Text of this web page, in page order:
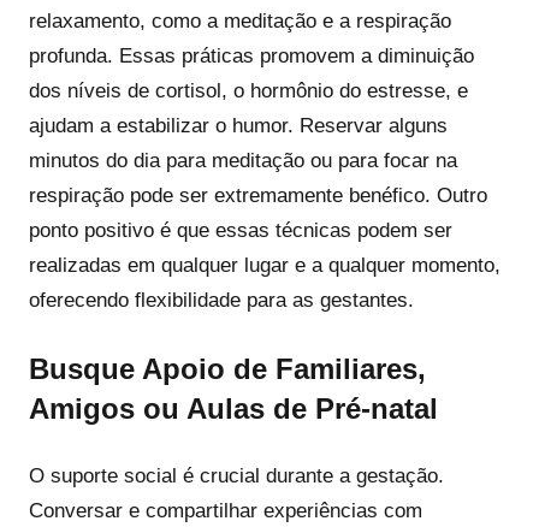
relaxamento, como a meditação e a respiração
profunda. Essas práticas promovem a diminuição
dos níveis de cortisol, o hormônio do estresse, e
ajudam a estabilizar o humor. Reservar alguns
minutos do dia para meditação ou para focar na
respiração pode ser extremamente benéfico. Outro
ponto positivo é que essas técnicas podem ser
realizadas em qualquer lugar e a qualquer momento,
oferecendo flexibilidade para as gestantes.
Busque Apoio de Familiares,
Amigos ou Aulas de Pré-natal
O suporte social é crucial durante a gestação.
Conversar e compartilhar experiências com